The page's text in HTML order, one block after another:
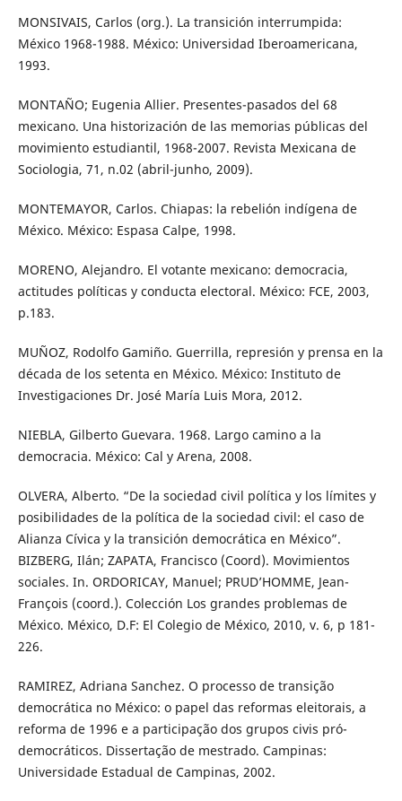
MONSIVAIS, Carlos (org.). La transición interrumpida:
México 1968-1988. México: Universidad Iberoamericana,
1993.
MONTAÑO; Eugenia Allier. Presentes-pasados del 68
mexicano. Una historización de las memorias públicas del
movimiento estudiantil, 1968-2007. Revista Mexicana de
Sociologia, 71, n.02 (abril-junho, 2009).
MONTEMAYOR, Carlos. Chiapas: la rebelión indígena de
México. México: Espasa Calpe, 1998.
MORENO, Alejandro. El votante mexicano: democracia,
actitudes políticas y conducta electoral. México: FCE, 2003,
p.183.
MUÑOZ, Rodolfo Gamiño. Guerrilla, represión y prensa en la
década de los setenta en México. México: Instituto de
Investigaciones Dr. José María Luis Mora, 2012.
NIEBLA, Gilberto Guevara. 1968. Largo camino a la
democracia. México: Cal y Arena, 2008.
OLVERA, Alberto. “De la sociedad civil política y los límites y
posibilidades de la política de la sociedad civil: el caso de
Alianza Cívica y la transición democrática en México”.
BIZBERG, Ilán; ZAPATA, Francisco (Coord). Movimientos
sociales. In. ORDORICAY, Manuel; PRUD’HOMME, Jean-
François (coord.). Colección Los grandes problemas de
México. México, D.F: El Colegio de México, 2010, v. 6, p 181-
226.
RAMIREZ, Adriana Sanchez. O processo de transição
democrática no México: o papel das reformas eleitorais, a
reforma de 1996 e a participação dos grupos civis pró-
democráticos. Dissertação de mestrado. Campinas:
Universidade Estadual de Campinas, 2002.